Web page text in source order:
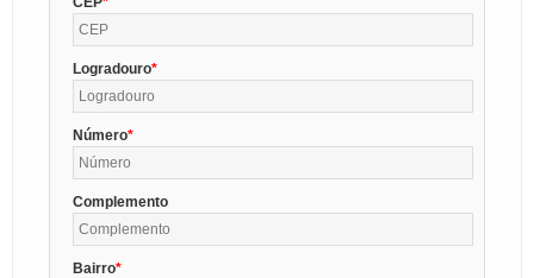
Logradouro
Número
Complemento
Bairro